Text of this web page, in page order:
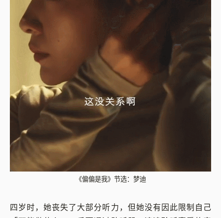
《偏偏是我》节选：梦迪
四岁时，她丧失了大部分听力，但她没有因此限制自己